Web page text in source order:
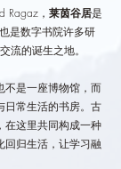
Ragaz， 莱茵谷居是
是数字书院许多研
流的诞生之地。
不是一座博物馆，而
日常生活的书房。古
在这里共同构成一种
回归生活，让学习融